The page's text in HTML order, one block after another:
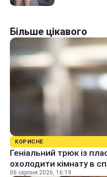
Більше цікавого
КОРИСНЕ
Геніальний трюк із
охолодити кімнату в
06 серпня 2026, 16:19